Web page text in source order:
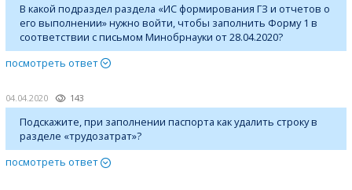
В какой подраздел раздела «ИС формирования ГЗ и отчетов о
его выполнении» нужно войти, чтобы заполнить Форму 1 в
соответствии с письмом Минобрнауки от 28.04.2020?
посмотреть ответ
04.04.2020 143
Подскажите, при заполнении паспорта как удалить строку в
разделе «трудозатрат»?
посмотреть ответ